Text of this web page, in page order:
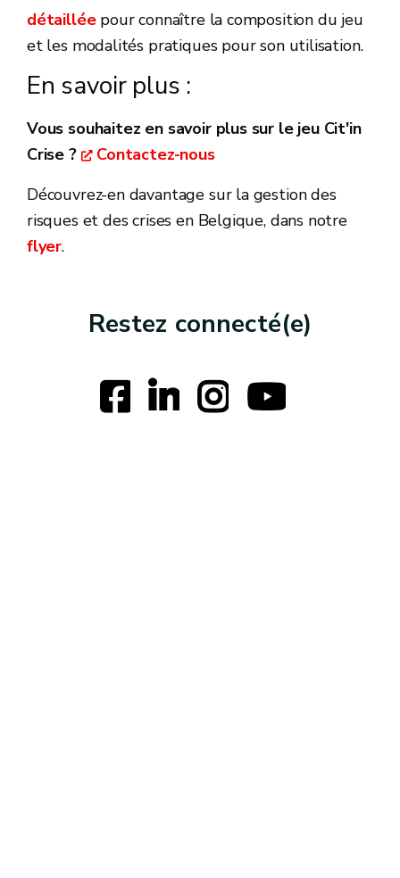
détailléepour connaître la composition du jeu
et les modalités pratiques pour son utilisation.
En savoir plus :
Vous souhaitez en savoir plus sur le jeu Cit'in
Crise ?
Contactez-nous
Découvrez-en davantage sur la gestion des
risques et des crises en Belgique, dans notre
flyer.
Restez connecté(e)